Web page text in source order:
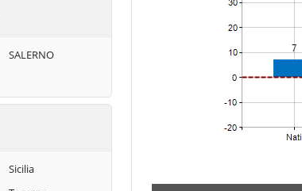
Maggiore
San Marco dei
Sannita
SALERNO
Sicilia